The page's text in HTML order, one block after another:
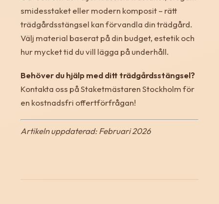
smidesstaket eller modern komposit – rätt
trädgårdsstängsel kan förvandla din trädgård.
Välj material baserat på din budget, estetik och
hur mycket tid du vill lägga på underhåll.
Behöver du hjälp med ditt trädgårdsstängsel?
Kontakta oss på Staketmästaren Stockholm för
en kostnadsfri offertförfrågan!
Artikeln uppdaterad: Februari 2026